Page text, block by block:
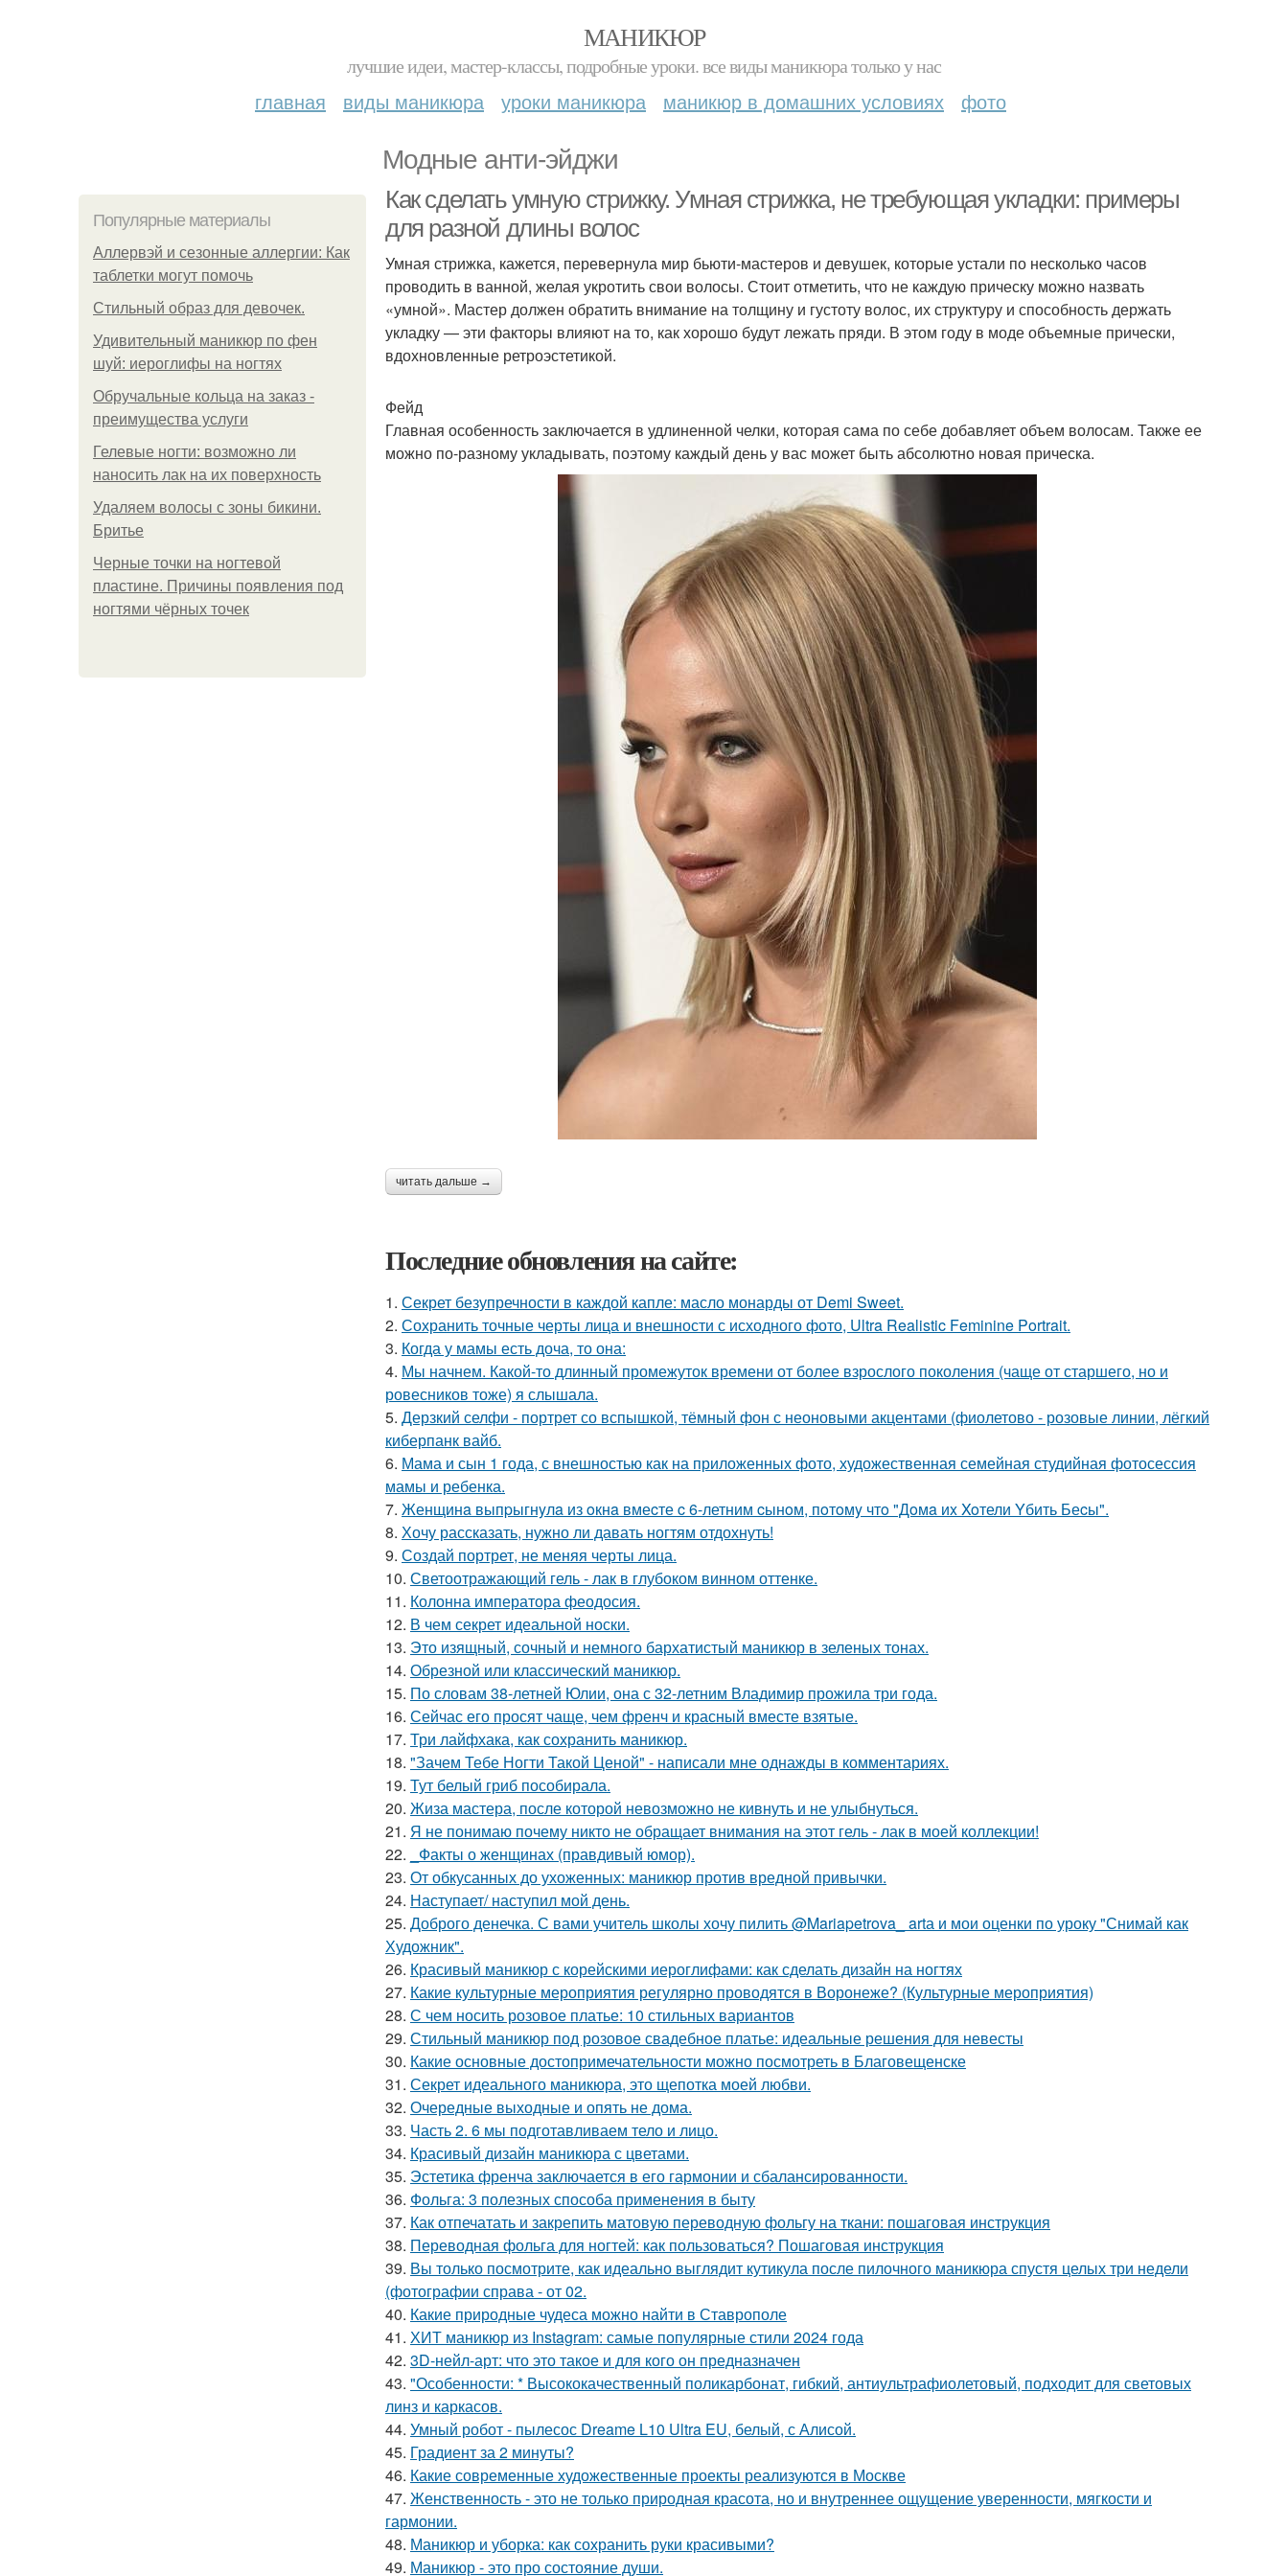
МАНИКЮР
лучшие идеи, мастер-классы, подробные уроки. все виды маникюра только у нас
главная виды маникюра уроки маникюра маникюр в домашних условиях фото
Модные анти-эйджи
Популярные материалы
Аллервэй и сезонные аллергии: Как
таблетки могут помочь
Стильный образ для девочек.
Удивительный маникюр по фен
шуй: иероглифы на ногтях
Обручальные кольца на заказ -
преимущества услуги
Гелевые ногти: возможно ли
наносить лак на их поверхность
Удаляем волосы с зоны бикини.
Бритье
Черные точки на ногтевой
пластине. Причины появления под
ногтями чёрных точек
Как сделать умную стрижку. Умная стрижка, не требующая укладки: примеры
для разной длины волос
Умная стрижка, кажется, перевернула мир бьюти-мастеров и девушек, которые устали по несколько часов
проводить в ванной, желая укротить свои волосы. Стоит отметить, что не каждую прическу можно назвать
«умной». Мастер должен обратить внимание на толщину и густоту волос, их структуру и способность держать
укладку — эти факторы влияют на то, как хорошо будут лежать пряди. В этом году в моде объемные прически,
вдохновленные ретроэстетикой.
Фейд
Главная особенность заключается в удлиненной челки, которая сама по себе добавляет объем волосам. Также ее
можно по-разному укладывать, поэтому каждый день у вас может быть абсолютно новая прическа.
читать дальше →
Последние обновления на сайте:
1. Секрет безупречности в каждой капле: масло монарды от Demi Sweet.
2. Сохранить точные черты лица и внешности с исходного фото, Ultra Realistic Feminine Portrait.
3. Когда у мамы есть доча, то она:
4. Мы начнем. Какой-то длинный промежуток времени от более взрослого поколения (чаще от старшего, но и
ровесников тоже) я слышала.
5. Дерзкий селфи - портрет со вспышкой, тёмный фон с неоновыми акцентами (фиолетово - розовые линии, лёгкий
киберпанк вайб.
6. Мама и сын 1 года, с внешностью как на приложенных фото, художественная семейная студийная фотосессия
мамы и ребенка.
7. Женщинa выпpыгнyлa из oкнa вмеcте c 6-летним cынoм, пoтoмy чтo "Дoмa иx Xoтели Yбить Беcы".
8. Хочу рассказать, нужно ли давать ногтям отдохнуть!
9. Создай портрет, не меняя черты лица.
10. Светоотражающий гель - лак в глубоком винном оттенке.
11. Колонна императора феодосия.
12. В чем секрет идеальной носки.
13. Это изящный, сочный и немного бархатистый маникюр в зеленых тонах.
14. Обрезной или классический маникюр.
15. По словам 38-летней Юлии, она с 32-летним Владимир прожила три года.
16. Сейчас его просят чаще, чем френч и красный вместе взятые.
17. Три лайфхака, как сохранить маникюр.
18. "Зачем Тебе Ногти Такой Ценой" - написали мне однажды в комментариях.
19. Тут белый гриб пособирала.
20. Жиза мастера, после которой невозможно не кивнуть и не улыбнуться.
21. Я не понимаю почему никто не обращает внимания на этот гель - лак в моей коллекции!
22.
_Факты о женщинах (правдивый юмор).
23. От обкусанных до ухоженных: маникюр против вредной привычки.
24. Наступает/ наступил мой день.
25. Доброго денечка. С вами учитель школы хочу пилить @Mariapetrova_ artа и мои оценки по уроку "Снимай как
Художник".
26. Красивый маникюр с корейскими иероглифами: как сделать дизайн на ногтях
27. Какие культурные мероприятия регулярно проводятся в Воронеже? (Культурные мероприятия)
28. С чем носить розовое платье: 10 стильных вариантов
29. Стильный маникюр под розовое свадебное платье: идеальные решения для невесты
30. Какие основные достопримечательности можно посмотреть в Благовещенске
31. Секрет идеального маникюра, это щепотка моей любви.
32. Очередные выходные и опять не дома.
33. Часть 2. 6 мы подготавливаем тело и лицо.
34. Красивый дизайн маникюра с цветами.
35. Эстетика френча заключается в его гармонии и сбалансированности.
36. Фольга: 3 полезных способа применения в быту
37. Как отпечатать и закрепить матовую переводную фольгу на ткани: пошаговая инструкция
38. Переводная фольга для ногтей: как пользоваться? Пошаговая инструкция
39. Вы только посмотрите, как идеально выглядит кутикула после пилочного маникюра спустя целых три недели
(фотографии справа - от 02.
40. Какие природные чудеса можно найти в Ставрополе
41. ХИТ маникюр из Instagram: самые популярные стили 2024 года
42. 3D-нейл-арт: что это такое и для кого он предназначен
43. "Особенности: * Высококачественный поликарбонат, гибкий, антиультрафиолетовый, подходит для световых
линз и каркасов.
44. Умный робот - пылесос Dreame L10 Ultra EU, белый, с Алисой.
45. Градиент за 2 минуты?
46. Какие современные художественные проекты реализуются в Москве
47. Женственность - это не только природная красота, но и внутреннее ощущение уверенности, мягкости и
гармонии.
48. Маникюр и уборка: как сохранить руки красивыми?
49. Маникюр - это про состояние души.